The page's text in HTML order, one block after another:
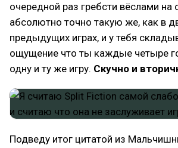
очередной раз гребсти вёслами на
абсолютно точно такую же, как в
предыдущих играх, и у тебя
ощущение что ты каждые четыре
одну и ту же игру. Скучно и
Подведу итог цитатой из